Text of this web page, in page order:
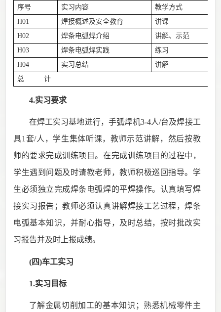
序号 实习内容 教学方式
H01
焊接概述及安全教育 讲课
H02
焊条电弧焊介绍 讲解、示范
H03
焊条电弧焊实践 练习
H04
实习总结 讲解
总 计
4.实习要求
在焊工实习基地进行，手弧焊机3-4人/台及焊接工
具1 套/人，学生集体听课，教师示范讲解，然后按教
师的要求完成训练项目。在完成训练项目的过程中，
学生遇到问题及时请教老师，教师积极巡回指导。学
生必须独立完成焊条电弧焊的平焊操作。认真填写焊
接实习报告；教师必须认真讲解焊接工艺过程，焊条
电弧基本知识，并耐心指导，及时总结，按时批改实
习报告并及时上报成绩。
(四)车工实习
1.实习目标
了解金属切削加工的基本知识；熟悉机械零件主